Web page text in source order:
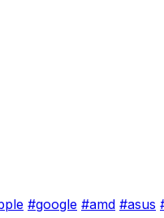
#google #amd #asus